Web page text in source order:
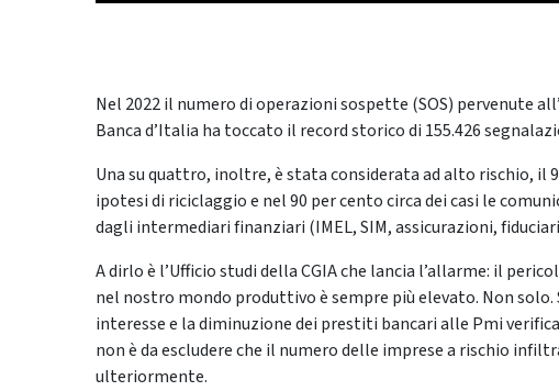
Nel 2022 il numero di operazioni sospette (SOS) pervenute
Banca d’Italia ha toccato il record storico di 155.426
Una su quattro, inoltre, è stata considerata ad alto rischio, il
ipotesi di riciclaggio e nel 90 per cento circa dei casi le
dagli intermediari finanziari (IMEL, SIM, assicurazioni,
A dirlo è l’Ufficio studi della CGIA che lancia l’allarme: il
nel nostro mondo produttivo è sempre più elevato. Non
interesse e la diminuzione dei prestiti bancari alle Pmi
non è da escludere che il numero delle imprese a rischio
ulteriormente.